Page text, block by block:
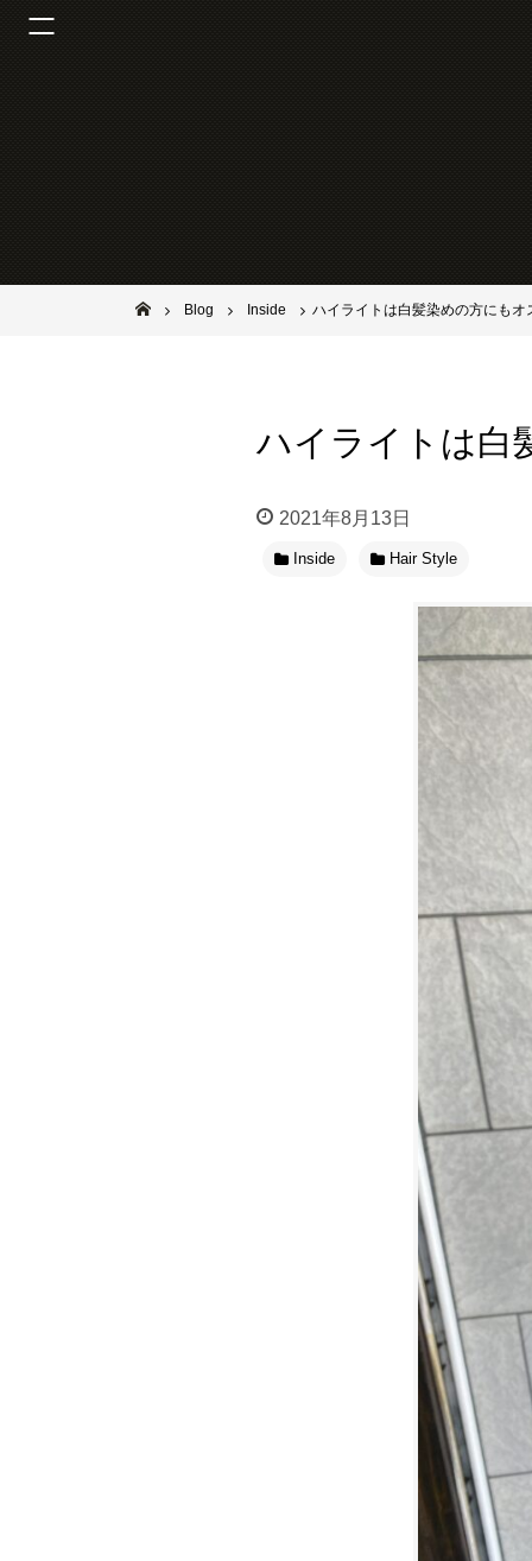
池田市石橋の美容室ならヘアサロンSolana（ソラーナ）
Blog Inside ハイライトは白髪染めの方にもオ
ハイライトは白
2021年8月13日
Inside Hair Style